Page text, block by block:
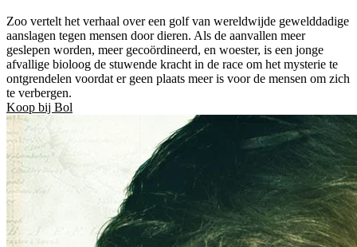
Zoo vertelt het verhaal over een golf van wereldwijde gewelddadige
aanslagen tegen mensen door dieren. Als de aanvallen meer
geslepen worden, meer gecoördineerd, en woester, is een jonge
afvallige bioloog de stuwende kracht in de race om het mysterie te
ontgrendelen voordat er geen plaats meer is voor de mensen om zich
te verbergen.
Koop bij Bol